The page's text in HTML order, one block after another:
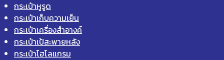
กระเป๋าหูรูด
กระเป๋าเก็บความเย็น
กระเป๋าเครื่องสำอางค์
กระเป๋าเป้สะพายหลัง
กระเป๋าโฮโลแกรม